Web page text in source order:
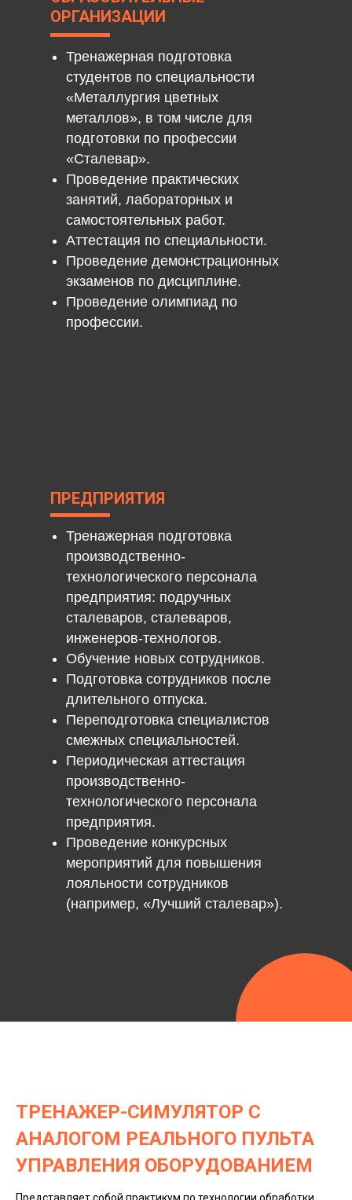
Тренажерная подготовка
производственно-
технологического персонала
предприятия: подручных
сталеваров, сталеваров,
инженеров-технологов.
Обучение новых сотрудников.
Подготовка сотрудников после
длительного отпуска.
Переподготовка специалистов
смежных специальностей.
Периодическая аттестация
производственно-
технологического персонала
предприятия.
Проведение конкурсных
мероприятий для повышения
лояльности сотрудников
(например, «Лучший сталевар»).
ОРГАНИЗАЦИИ
Тренажерная подготовка
студентов по специальности
«Металлургия цветных
металлов», в том числе для
подготовки по профессии
«Сталевар».
Проведение практических
занятий, лабораторных и
самостоятельных работ.
Аттестация по специальности.
Проведение демонстрационных
экзаменов по дисциплине.
Проведение олимпиад по
профессии.
ПРЕДПРИЯТИЯ
ТРЕНАЖЕР-СИМУЛЯТОР С
АНАЛОГОМ РЕАЛЬНОГО ПУЛЬТА
УПРАВЛЕНИЯ ОБОРУДОВАНИЕМ